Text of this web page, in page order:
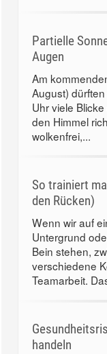
Partielle
Augen
Am
August)
Uhr viele
den Himmel
wolkenfrei,...
So trainiert
den Rücken)
Wenn wir auf
Untergrund
Bein stehen,
verschiedene
Teamarbeit.
handeln